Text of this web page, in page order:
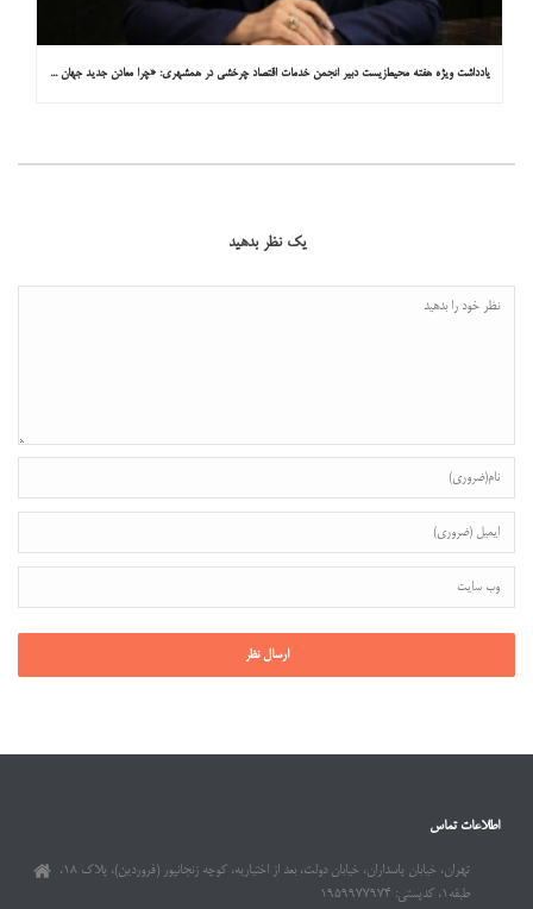
یادداشت ویژه هفته محیط‌زیست دبیر انجمن خدمات اقتصاد چرخشی در همشهری: «چرا معادن جدید جهان زیر زمین نیستند؟»
یک نظر بدهید
اطلاعات تماس
تهران، خیابان پاسداران، خیابان دولت، بعد از اختیاریه، کوچه زنجانپور (فروردین)، پلاک ۱۸،
طبقه۱، کدپستی: ۱۹۵۹۹۷۷۹۷۴